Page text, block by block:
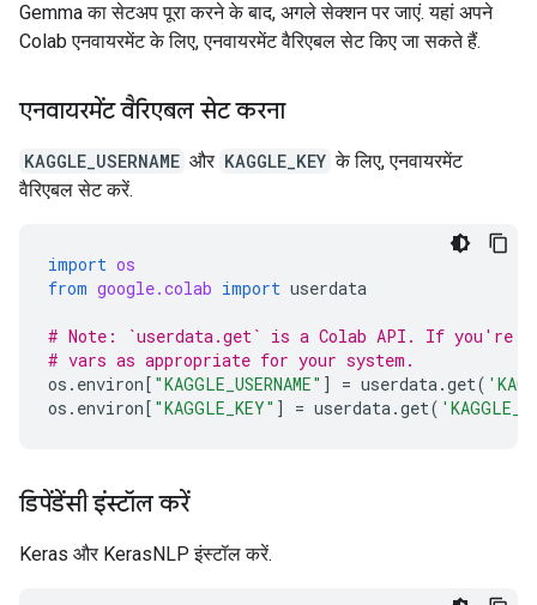
Gemma का सेटअप पूरा करने के बाद, अगले सेक्शन पर जाएं. यहां अपने
Colab एनवायरमेंट के लिए, एनवायरमेंट वैरिएबल सेट किए जा सकते हैं.
एनवायरमेंट वैरिएबल सेट करना
KAGGLE_USERNAME और KAGGLE_KEY के लिए, एनवायरमेंट
वैरिएबल सेट करें.
import os
from google.colab import userdata
# Note: `userdata.get` is a Colab API. If you're
# vars as appropriate for your system.
os . environ[ "KAGGLE_USERNAME" ] = userdata.get(
os . environ[ "KAGGLE_KEY" ] = userdata.get(
डिपेंडेंसी इंस्टॉल करें
Keras और KerasNLP इंस्टॉल करें.